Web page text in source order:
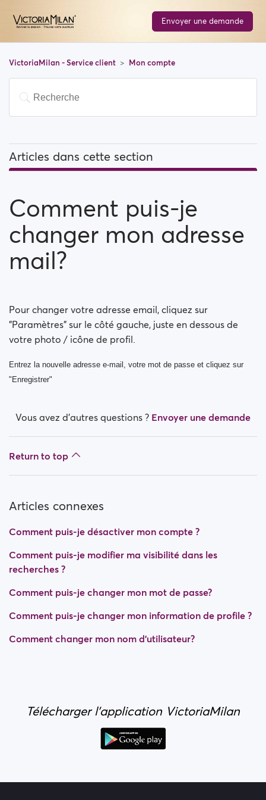
Envoyer une demande
VictoriaMilan - Service client Mon compte
Articles dans cette section
Comment puis-je changer mon mot de passe?
Comment puis-je changer mon information de profile
Comment puis-je désactiver mon compte ?
Comment puis-je modifier ma visibilité dans les
recherches ?
Comment puis-je modifier ma visibilité en ligne ?
Comment changer mon nom d'utilisateur?
Comment puis-je
changer mon adresse
mail?
Pour changer votre adresse email, cliquez sur
"Paramètres" sur le côté gauche, juste en dessous de
votre photo / icône de profil.
Entrez la nouvelle adresse e-mail, votre mot de passe et cliquez sur
"Enregistrer"
Vous avez d’autres questions ? Envoyer une demande
Return to top
Articles connexes
Comment puis-je désactiver mon compte ?
Comment puis-je modifier ma visibilité dans les
recherches ?
Comment puis-je changer mon mot de passe?
Comment puis-je changer mon information de profile ?
Comment changer mon nom d'utilisateur?
Télécharger l'application VictoriaMilan